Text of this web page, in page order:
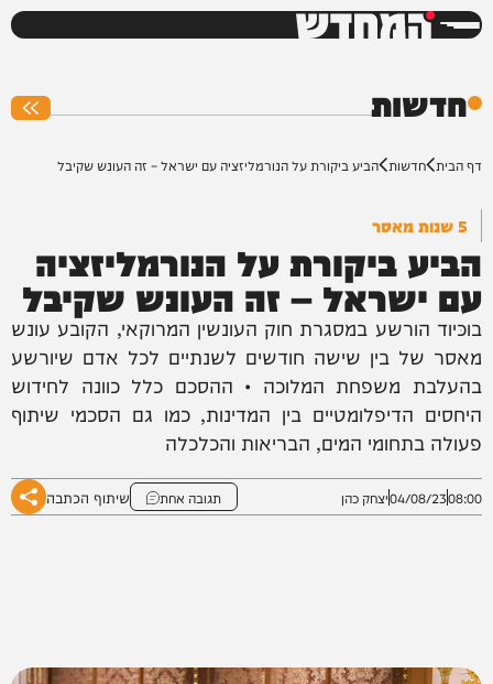
המחדש
חדשות
דף הבית חדשות הביע ביקורת על הנורמליזציה עם ישראל – זה העונש שקיבל
5 שנות מאסר
הביע ביקורת על הנורמליזציה
עם ישראל – זה העונש שקיבל
בוכּיוד הורשע במסגרת חוק העונשין המרוקאי, הקובע עונש
מאסר של בין שישה חודשים לשנתיים לכל אדם שיורשע
בהעלבת משפחת המלוכה • ההסכם כלל כוונה לחידוש
היחסים הדיפלומטיים בין המדינות, כמו גם הסכמי שיתוף
פעולה בתחומי המים, הבריאות והכלכלה
08:00
04/08/23יצחק כהן תגובה אחת שיתוף הכתבה